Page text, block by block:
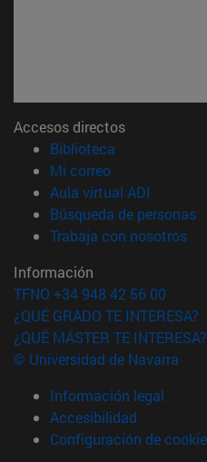
Accesos directos
Biblioteca
Mi correo(abre en nueva
Aula virtual ADI
Búsqueda de personas
Trabaja con nosotros
Información
TFNO +34 948 42 56 00
¿QUÉ GRADO TE INTERESA?
¿QUÉ MÁSTER TE INTERESA?
© Universidad de Navarra
Información legal
Accesibilidad
Configuración de